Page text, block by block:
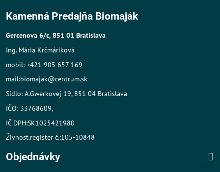
Kamenná Predajňa Biomaják
Gercenova 6/c, 851 01 Bratislava
Ing. Mária Krčmáriková
mobil: +421 905 657 169
mail:biomajak@centrum.sk
Sídlo: A.Gwerkovej 19, 851 04 Bratislava
IČO: 33768609,
IČ DPH:SK1025421980
Živnost.register č.:105-10848
Objednávky